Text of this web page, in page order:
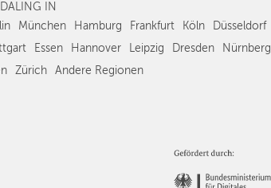
Köln
Nürnberg
Wien
IN
München Hamburg Frankfurt Köln
Düsseldorf
Essen Hannover Leipzig Dresden
Nürnberg
Zürich Andere Regionen